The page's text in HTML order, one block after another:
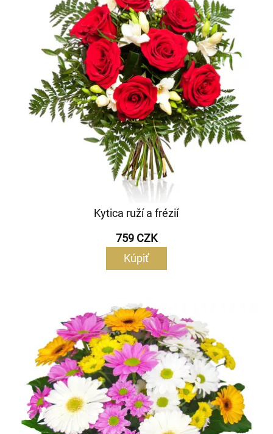
Kytica ruží a frézií
759 CZK
Kúpiť